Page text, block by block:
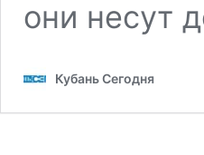
они несут
Кубань Сегодня